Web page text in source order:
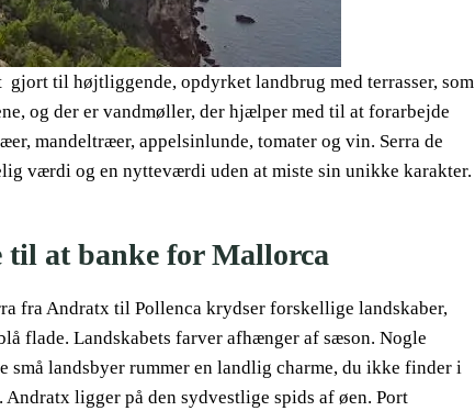
til højtliggende, opdyrket landbrug med terrasser, som
og der er vandmøller, der hjælper med til at forarbejde
mandeltræer, appelsinlunde, tomater og vin. Serra de
værdi og en nytteværdi uden at miste sin unikke karakter.
at banke for Mallorca
fra Andratx til Pollenca krydser forskellige landskaber,
flade. Landskabets farver afhænger af sæson. Nogle
små landsbyer rummer en landlig charme, du ikke finder i
. Andratx ligger på den sydvestlige spids af øen. Port